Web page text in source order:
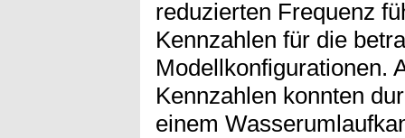
reduzierten Frequenz
Kennzahlen für die
Modellkonfigurationen.
Kennzahlen konnten
einem